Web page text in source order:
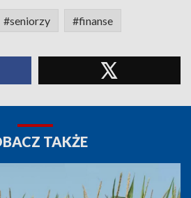
#seniorzy #finanse
TAKŻE